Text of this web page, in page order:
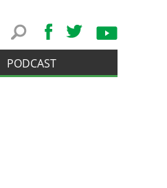
PODCAST